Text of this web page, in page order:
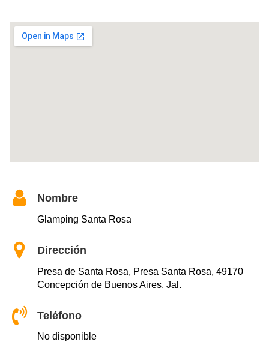
Nombre
Glamping Santa Rosa
Dirección
Presa de Santa Rosa, Presa Santa Rosa, 49170
Concepción de Buenos Aires, Jal.
Teléfono
No disponible